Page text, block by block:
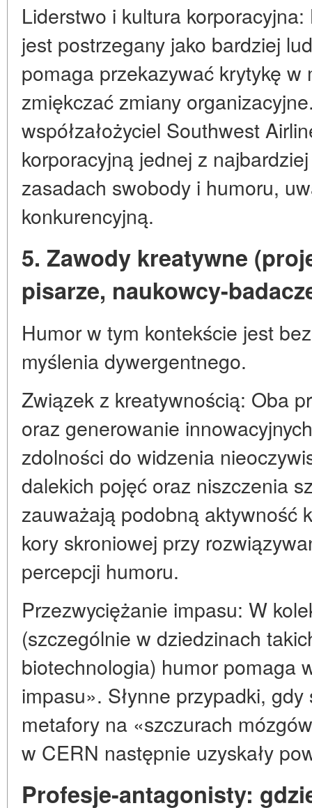
Liderstwo i kultura
jest postrzegany jako bardziej
pomaga przekazywać krytykę
zmiękczać zmiany
współzałożyciel Southwest
korporacyjną jednej z
zasadach swobody i humoru,
konkurencyjną.
5. Zawody kreatywne
pisarze, naukowcy-
Humor w tym kontekście jest
myślenia dywergentnego.
Związek z kreatywnością: Oba
oraz generowanie
zdolności do widzenia
dalekich pojęć oraz niszczenia
zauważają podobną aktywność
kory skroniowej przy
percepcji humoru.
Przezwyciężanie impasu: W
(szczególnie w dziedzinach
biotechnologia) humor pomaga
impasu». Słynne przypadki,
metafory na «szczurach
w CERN następnie uzyskały
Profesje-antagonisty: